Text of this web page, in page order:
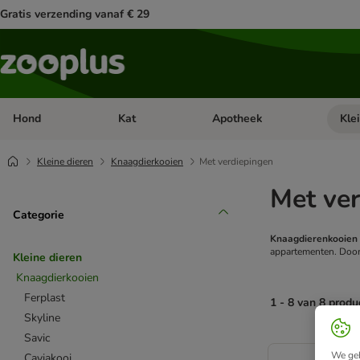
Gratis verzending vanaf € 29
Hond Open categorie menu: Hond
Kat Open categorie menu: Kat
Apotheek
Kleine dieren Knaagdierkooien Met verdiepingen
Categorie
Kleine dieren
Knaagdierkooien
Ferplast
Skyline
Savic
Met
Knaagdierenkooien
appartementen.
1 - 8 van 8
product items
We